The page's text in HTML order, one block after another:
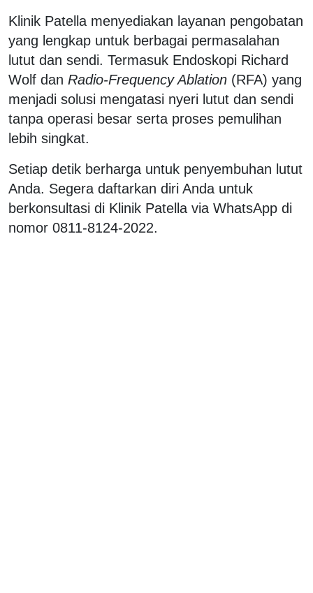
Klinik Patella menyediakan layanan pengobatan
yang lengkap untuk berbagai permasalahan
lutut dan sendi. Termasuk Endoskopi Richard
Wolf dan Radio-Frequency Ablation (RFA) yang
menjadi solusi mengatasi nyeri lutut dan sendi
tanpa operasi besar serta proses pemulihan
lebih singkat.
Setiap detik berharga untuk penyembuhan lutut
Anda. Segera daftarkan diri Anda untuk
berkonsultasi di Klinik Patella via WhatsApp di
nomor 0811-8124-2022.